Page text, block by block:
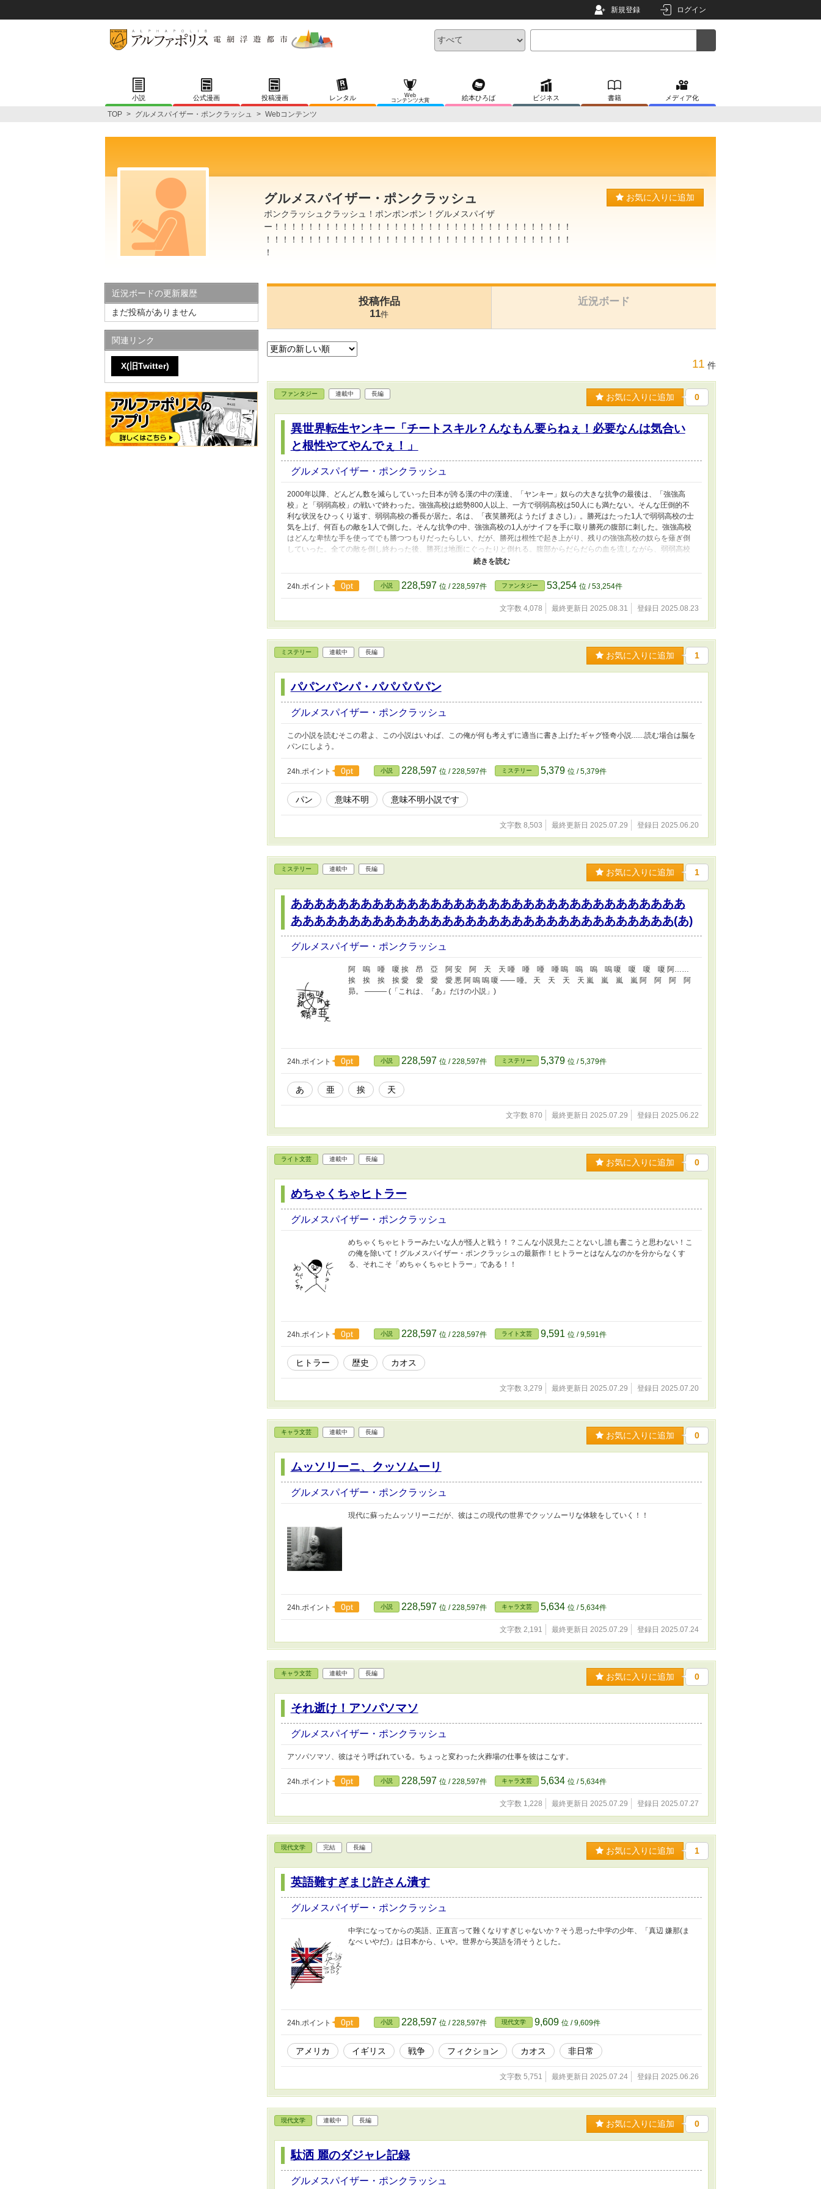
新規登録 ログイン
小説 公式漫画 投稿漫画 レンタル
Web
コンテンツ大賞
絵本ひろば ビジネス 書籍 メディア化
TOP > グルメスパイザー・ポンクラッシュ > Webコンテンツ
グルメスパイザー・ポンクラッシュ
ポンクラッシュクラッシュ！ポンポンポン！グルメスパイザ
ー！！！！！！！！！！！！！！！！！！！！！！！！！！！！！！！！！！！
！！！！！！！！！！！！！！！！！！！！！！！！！！！！！！！！！！！！
！
お気に入りに追加
投稿作品
11件
近況ボード
11 件
ファンタジー 連載中 長編 お気に入りに追加 0
異世界転生ヤンキー「チートスキル？んなもん要らねぇ！必要なんは気合い
と根性やてやんでぇ！」
グルメスパイザー・ポンクラッシュ
2000年以降、どんどん数を減らしていった日本が誇る漢の中の漢達、「ヤンキー」奴らの大きな抗争の最後は、「強強高
校」と「弱弱高校」の戦いで終わった。強強高校は総勢800人以上、一方で弱弱高校は50人にも満たない。そんな圧倒的不
利な状況をひっくり返す、弱弱高校の番長が居た。名は、「夜笑勝死(ようたげ まさし)」。勝死はたった1人で弱弱高校の士
気を上げ、何百もの敵を1人で倒した。そんな抗争の中、強強高校の1人がナイフを手に取り勝死の腹部に刺した。強強高校
はどんな卑怯な手を使ってでも勝つつもりだったらしい、だが、勝死は根性で起き上がり、残りの強強高校の奴らを薙ぎ倒
していった。全ての敵を倒し終わった後、勝死は地面にぐったりと倒れる。腹部からだらだらの血を流しながら、弱弱高校
の仲間に見送られながら、勝死は息を引き取った。これが、日本最後の大きな抗争の幕閉じであり、勝死の終わりだっ
た...........だが！勝死は終わっていない！目が覚めると、そこには神らしき人物がいて、チートスキルをくれるそうだが.......。
24h.ポイント
0pt 小説 228,597 位 / 228,597件 ファンタジー 53,254 位 / 53,254件
文字数 4,078 最終更新日 2025.08.31 登録日 2025.08.23
ミステリー 連載中 長編 お気に入りに追加 1
パパンパンパ・パパパパパン
グルメスパイザー・ポンクラッシュ
この小説を読むそこの君よ、この小説はいわば、この俺が何も考えずに適当に書き上げたギャグ怪奇小説.......読む場合は脳を
パンにしよう。
24h.ポイント 0pt 小説 228,597 位 / 228,597件 ミステリー 5,379 位 / 5,379件
パン 意味不明 意味不明小説です
文字数 8,503 最終更新日 2025.07.29 登録日 2025.06.20
ミステリー 連載中 長編 お気に入りに追加 1
ああああああああああああああああああああああああああああああああああ
あああああああああああああああああああああああああああああああああ(あ)
グルメスパイザー・ポンクラッシュ
阿 嗚 唖 嗄 挨 昂 亞 阿 安 阿 天 天 唖 唖 唖 唖 嗚 嗚 嗚 嗚 嗄 嗄 嗄 嗄 阿……
挨 挨 挨 挨 愛 愛 愛 愛 悪 阿 嗚 嗚 嗄 —— 唖。 天 天 天 天 嵐 嵐 嵐 嵐 阿 阿 阿 阿
昴。 ——— (「これは、『あ』だけの小説」)
24h.ポイント 0pt 小説 228,597 位 / 228,597件 ミステリー 5,379 位 / 5,379件
あ 亜 挨 天
文字数 870 最終更新日 2025.07.29 登録日 2025.06.22
ライト文芸 連載中 長編 お気に入りに追加 0
めちゃくちゃヒトラー
グルメスパイザー・ポンクラッシュ
めちゃくちゃヒトラーみたいな人が怪人と戦う！？こんな小説見たことないし誰も書こうと思わない！こ
の俺を除いて！グルメスパイザー・ポンクラッシュの最新作！ヒトラーとはなんなのかを分からなくす
る、それこそ「めちゃくちゃヒトラー」である！！
24h.ポイント 0pt 小説 228,597 位 / 228,597件 ライト文芸 9,591 位 / 9,591件
ヒトラー 歴史 カオス
文字数 3,279 最終更新日 2025.07.29 登録日 2025.07.20
キャラ文芸 連載中 長編 お気に入りに追加 0
ムッソリーニ、クッソムーリ
グルメスパイザー・ポンクラッシュ
現代に蘇ったムッソリーニだが、彼はこの現代の世界でクッソムーリな体験をしていく！！
24h.ポイント 0pt 小説 228,597 位 / 228,597件 キャラ文芸 5,634 位 / 5,634件
文字数 2,191 最終更新日 2025.07.29 登録日 2025.07.24
キャラ文芸 連載中 長編 お気に入りに追加 0
それ逝け！アソパソマソ
グルメスパイザー・ポンクラッシュ
アソパソマソ、彼はそう呼ばれている。ちょっと変わった火葬場の仕事を彼はこなす。
24h.ポイント 0pt 小説 228,597 位 / 228,597件 キャラ文芸 5,634 位 / 5,634件
文字数 1,228 最終更新日 2025.07.29 登録日 2025.07.27
現代文学 完結 長編 お気に入りに追加 1
英語難すぎまじ許さん潰す
グルメスパイザー・ポンクラッシュ
中学になってからの英語、正直言って難くなりすぎじゃないか？そう思った中学の少年、「真辺 嫌那(ま
なべ いやだ)」は日本から、いや。世界から英語を消そうとした。
24h.ポイント 0pt 小説 228,597 位 / 228,597件 現代文学 9,609 位 / 9,609件
アメリカ イギリス 戦争 フィクション カオス 非日常
文字数 5,751 最終更新日 2025.07.24 登録日 2025.06.26
現代文学 連載中 長編 お気に入りに追加 0
駄洒 麗のダジャレ記録
グルメスパイザー・ポンクラッシュ
近況ボードの更新履歴
まだ投稿がありません
関連リンク
X(旧Twitter)